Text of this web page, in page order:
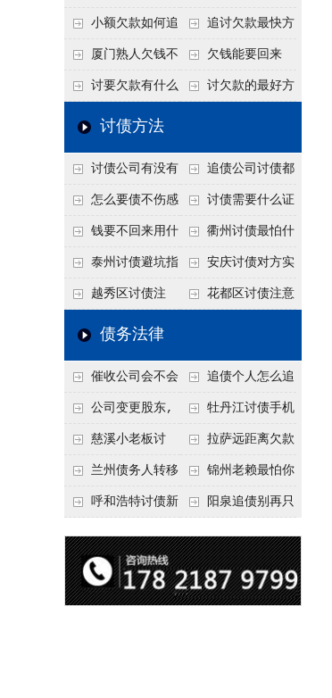
异地追款的委托流程 书面承诺的法律效力
是什么？读懂欠款人
的心态催收事半功倍
纷咋办？这一招好开
口
小额欠款如何追
讨
追讨欠款最快方
法是什么？
厦门熟人欠钱不
还？2026年合法秘
欠钱能要回来
吗？
讨要欠款有什么
好办法
讨欠款的最好方
讨债方法
讨债公司有没有
行业协会？正规机构
的行业自律和认证
追债公司讨债都
有哪些手段
怎么要债不伤感
情？
讨债需要什么证
据
钱要不回来用什
么方法要回来
衢州讨债最怕什
么？2026年这两个关
键细节，做错就很难
泰州讨债避坑指
南：2026年这2个细
节不注意，钱很难要
安庆讨债对方实
在没钱咋办？
越秀区讨债注
意！没有借条只有微
把钱要回来
花都区讨债注意
节点”催收最有效
债务法律
催收公司会不会
给欠款人发律师函？
正规机构的函件服务
追债个人怎么追
回呢？2026年最新绝
招选择！
公司变更股东,
变更前的债权债务谁
承担
牡丹江讨债手机
搞定：2026年线上立
案追债全流程，足不
出户
慈溪小老板讨
债，2026年这2个本
地行业协会出面，比
拉萨远距离欠款
对方在牧区联系不
上，2026年委托当地
兰州债务人转移
财产后申请破产，20
要回来吗
锦州老赖最怕你
懂这1条，2026
罪”详解，能判刑
呼和浩特讨债新
函”催账为啥管用？
成本低见效快
阳泉追债别再只
类隐形财产（公积
金、保单）也能执行